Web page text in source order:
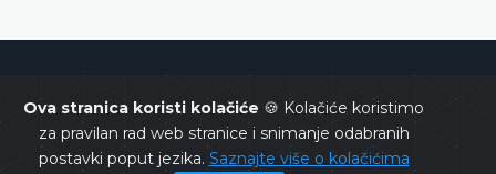
Ova stranica koristi kolačiće 🍪 Kolačiće koristimo
za pravilan rad web stranice i snimanje odabranih
postavki poput jezika. Saznajte više o kolačićima